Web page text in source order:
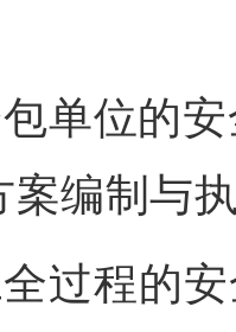
包单位的
编制与
全过程的